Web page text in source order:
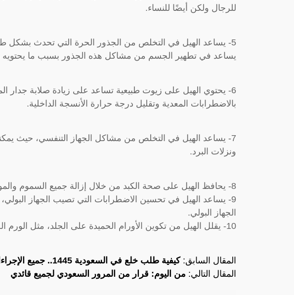
للرجال ولكن أيضًا للنساء.
5- يساعد الهيل في التخلص من الجذور الحرة التي تحدث بشكل
يساعد في تطهير الجسم من مشاكل هذه الجذور بسبب ما يحتويه
6- يحتوي الهيل على زيوت طبيعية تساعد على زيادة صلابة جدار
بالاضطرابات المعدية وتقليل درجة حرارة الأنسجة الداخلية.
7- يساعد الهيل في التخلص من مشاكل الجهاز التنفسي، حيث
ونزلات البرد.
8- يحافظ الهيل على صحة الكبد من خلال إزالة جميع السموم والمواد الضارة.
9- يساعد الهيل في تحسين الاضطرابات التي تصيب الجهاز
الجهاز البولي.
10- يقلل الهيل من تكوين الأورام الحميدة على الجلد، مثل الورم الحُليمي.
المقال السابق:كيفية طلب خلع في السعودية 1445.. جميع الإجراءات
المقال التالي: من اليوم: قرار من المرور السعودي لجميع قائدي